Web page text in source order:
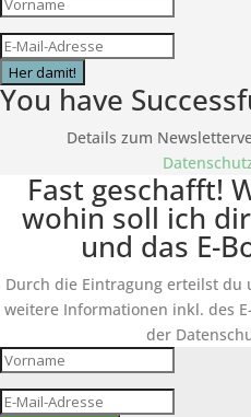
Her damit!
You have
Details zum
Fast geschafft!
wohin soll ich
und das E-
Durch die Eintragung erteilst du
weitere Informationen inkl. des
der